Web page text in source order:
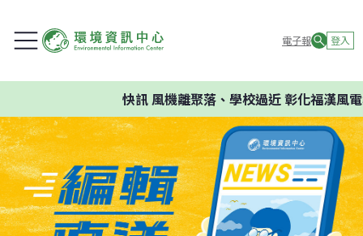
電子報 登入
快訊風機離聚落、學校過近 彰化福漢風電